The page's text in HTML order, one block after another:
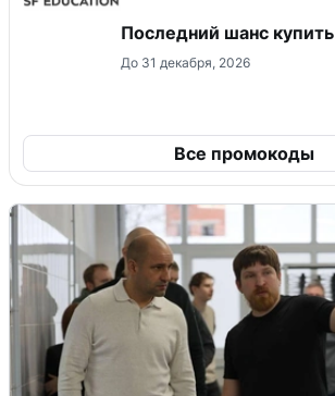
Последний шанс купить
До 31 декабря, 2026
Все промокоды